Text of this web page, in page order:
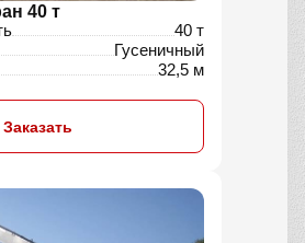
40 т
40 т
Гусеничный
32,5 м
Заказать